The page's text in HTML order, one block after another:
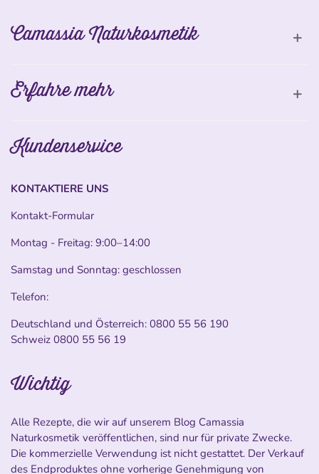
Camassia Naturkosmetik
Erfahre mehr
Kundenservice
KONTAKTIERE UNS
Kontakt-Formular
Montag - Freitag: 9:00–14:00
Samstag und Sonntag: geschlossen
Telefon:
Deutschland und Österreich: 0800 55 56 190
Schweiz 0800 55 56 19
Wichtig
Alle Rezepte, die wir auf unserem Blog Camassia
Naturkosmetik veröffentlichen, sind nur für private Zwecke.
Die kommerzielle Verwendung ist nicht gestattet. Der Verkauf
des Endproduktes ohne vorherige Genehmigung von